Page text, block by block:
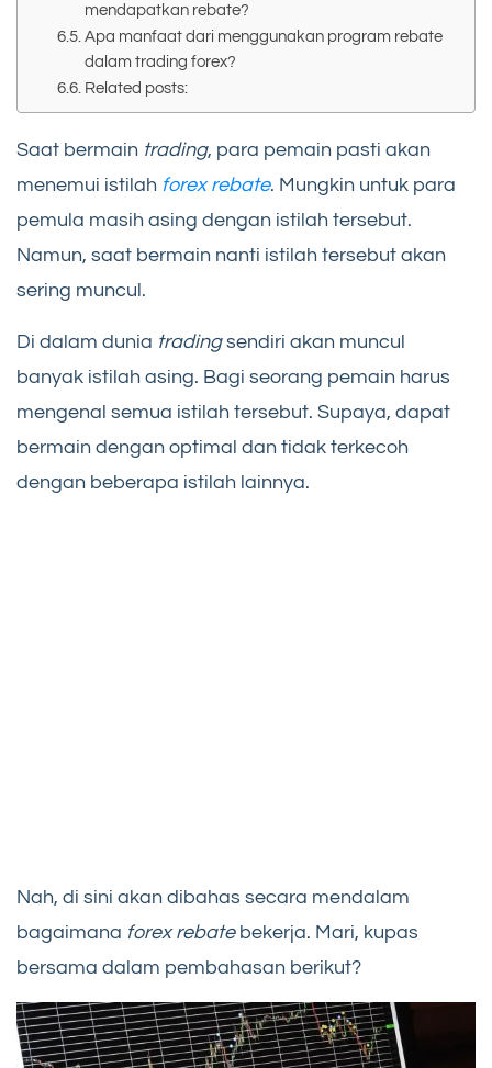
mendapatkan rebate?
Apa manfaat dari menggunakan program rebate
dalam trading forex?
Related posts:
Saat bermain trading, para pemain pasti akan
menemui istilah forex rebate. Mungkin untuk para
pemula masih asing dengan istilah tersebut.
Namun, saat bermain nanti istilah tersebut akan
sering muncul.
Di dalam dunia tradingsendiri akan muncul
banyak istilah asing. Bagi seorang pemain harus
mengenal semua istilah tersebut. Supaya, dapat
bermain dengan optimal dan tidak terkecoh
dengan beberapa istilah lainnya.
Nah, di sini akan dibahas secara mendalam
bagaimana forex rebate bekerja. Mari, kupas
bersama dalam pembahasan berikut?